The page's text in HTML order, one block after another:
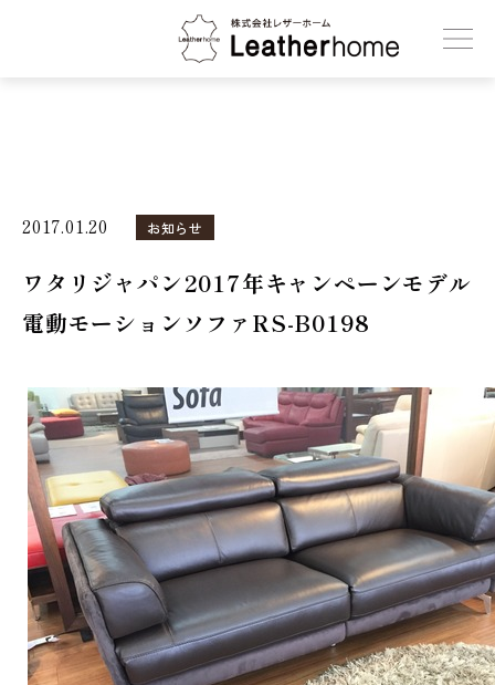
株式会社レザーホーム
2017.01.20 お知らせ
ワタリジャパン2017年キャンペーンモデル
電動モーションソファRS-B0198